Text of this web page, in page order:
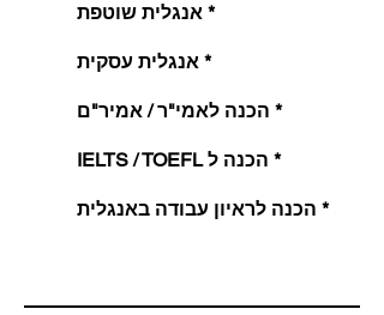
אנגלית שוטפת *
אנגלית עסקית *
הכנה לאמי"ר / אמיר"ם *
IELTS / TOEFL הכנה ל *
הכנה לראיון עבודה באנגלית *